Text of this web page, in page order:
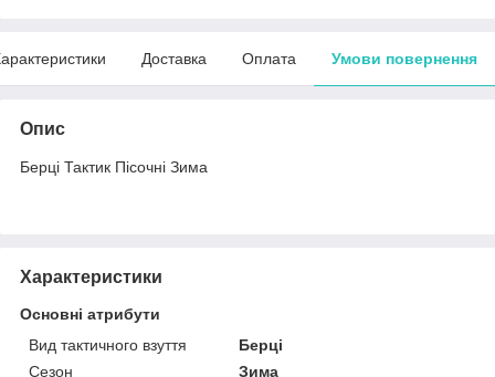
Доставка Оплата Умови повернення
Опис
Берці Тактик Пісочні Зима
Характеристики
Основні атрибути
Вид тактичного взуття
Берці
Сезон
Зима